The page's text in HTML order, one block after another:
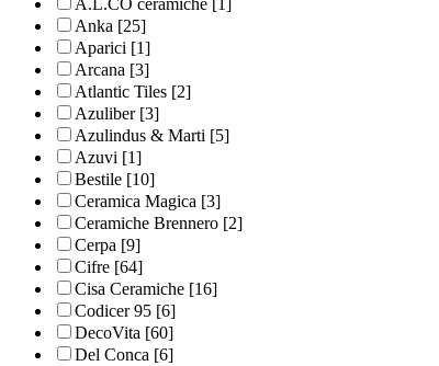
A.L.CO ceramiche [1]
Anka [25]
Aparici [1]
Arcana [3]
Atlantic Tiles [2]
Azuliber[3]
Azulindus & Marti [5]
Azuvi [1]
Bestile [10]
Ceramica Magica [3]
Ceramiche Brennero [2]
Cerpa [9]
Cifre [64]
Cisa Ceramiche [16]
Codicer 95 [6]
DecoVita [60]
Del Conca [6]